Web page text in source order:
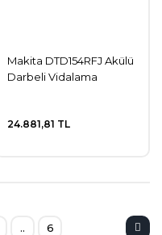
Makita DTD154RFJ Akülü
Darbeli Vidalama
24.881,81 TL
.. 6